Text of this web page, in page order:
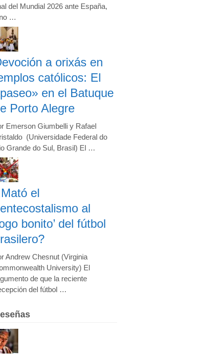
del Mundial 2026 ante España,
…
a orixás en
católicos: El
en el Batuque
Porto Alegre
Emerson Giumbelli y Rafael
(Universidade Federal do
Grande do Sul, Brasil) El …
el
al
bonito’ del fútbol
Andrew Chesnut (Virginia
University) El
de que la reciente
del fútbol …